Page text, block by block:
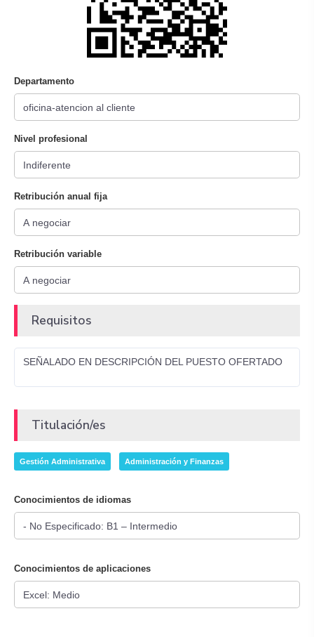
Departamento
Nivel profesional
Retribución anual fija
Retribución variable
Requisitos
SEÑALADO EN DESCRIPCIÓN DEL PUESTO OFERTADO
Titulación/es
Gestión Administrativa Administración y Finanzas
Conocimientos de idiomas
Conocimientos de aplicaciones